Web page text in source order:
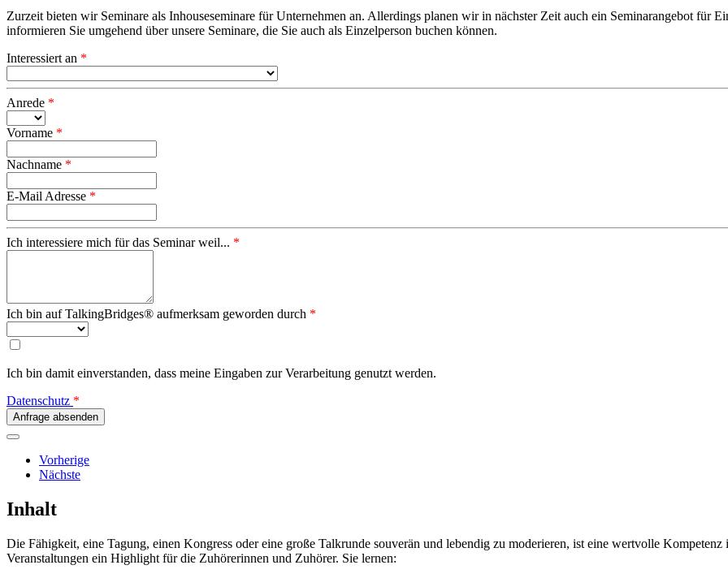
Zurzeit bieten wir Seminare als Inhouseseminare für Unternehmen an. Allerdings planen wir in nächster Zeit auch ein Seminarangebot für
informieren Sie umgehend über unsere Seminare, die Sie auch als Einzelperson buchen können.
Interessiert an *
Anrede *
Vorname *
Nachname *
E-Mail Adresse *
Ich interessiere mich für das Seminar weil... *
Ich bin auf TalkingBridges® aufmerksam geworden durch *
Ich bin damit einverstanden, dass meine Eingaben zur Verarbeitung genutzt werden.
Datenschutz *
Vorherige
Nächste
Inhalt
Die Fähigkeit, eine Tagung, einen Kongress oder eine große Talkrunde souverän und lebendig zu moderieren, ist eine wertvolle
Veranstaltungen ein Highlight für die Zuhörerinnen und Zuhörer. Sie lernen: